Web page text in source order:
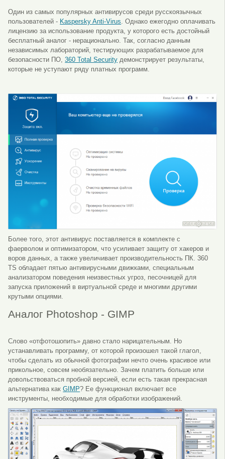
Один из самых популярных антивирусов среди русскоязычных
пользователей - Kaspersky Anti-Virus . Однако ежегодно оплачивать
лицензию за использование продукта, у которого есть достойный
бесплатный аналог - нерационально. Так, согласно данным
независимых лабораторий, тестирующих разрабатываемое для
безопасности ПО,360 Total Security демонстрирует результаты,
которые не уступают ряду платных программ.
Более того, этот антивирус поставляется в комплекте с
фаерволом и оптимизатором, что усиливает защиту от хакеров и
воров данных, а также увеличивает производительность ПК. 360
TS обладает пятью антивирусными движками, специальным
анализатором поведения неизвестных угроз, песочницей для
запуска приложений в виртуальной среде и многими другими
крутыми опциями.
Аналог Photoshop - GIMP
Слово «отфотошопить» давно стало нарицательным. Но
устанавливать программу, от которой произошел такой глагол,
чтобы сделать из обычной фотографии нечто очень красивое или
прикольное, совсем необязательно. Зачем платить больше или
довольствоваться пробной версией, если есть такая прекрасная
альтернатива какGIMP? Ее функционал включает все
инструменты, необходимые для обработки изображений.